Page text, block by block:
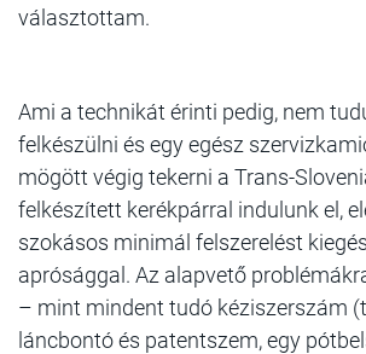
választottam.
Ami a technikát érinti pedig, nem
felkészülni és egy egész
mögött végig tekerni a Trans-
felkészített kerékpárral indulunk el,
szokásos minimál felszerelést
aprósággal. Az alapvető
– mint mindent tudó kéziszerszám
láncbontó és patentszem, egy